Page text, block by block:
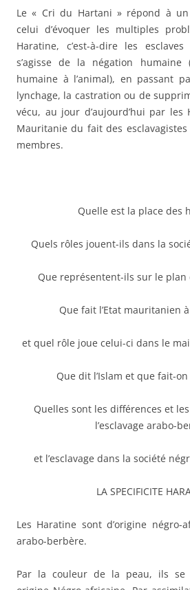
Le « Cri du Hartani » répond à
celui d’évoquer les multiples
Haratine, c’est-à-dire les
s’agisse de la négation humaine
humaine à l’animal), en passant
lynchage, la castration ou de
vécu, au jour d’aujourd’hui par les
Mauritanie du fait des
membres.
Quelle est la place des
Quels rôles jouent-ils dans la
Que représentent-ils sur le plan
Que fait l’Etat mauritanien
et quel rôle joue celui-ci dans le
Que dit l’Islam et que fait-
Quelles sont les différences et
l’esclavage arabo-
et l’esclavage dans la société
LA SPECIFICITE
Les Haratine sont d’origine
arabo-berbère.
Par la couleur de la peau, ils se